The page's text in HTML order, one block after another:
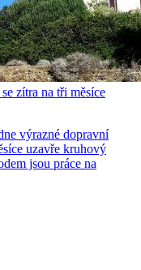
zítra na tři měsíce
výrazné dopravní
uzavře kruhový
jsou práce na